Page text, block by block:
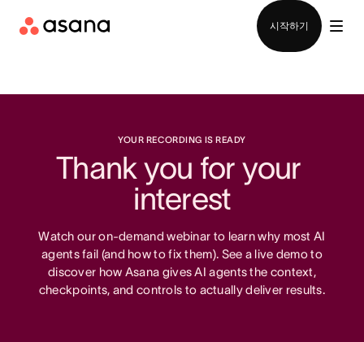
시작하기
YOUR RECORDING IS READY
Thank you for your
interest
Watch our on-demand webinar to learn why most AI
agents fail (and how to fix them). See a live demo to
discover how Asana gives AI agents the context,
checkpoints, and controls to actually deliver results.